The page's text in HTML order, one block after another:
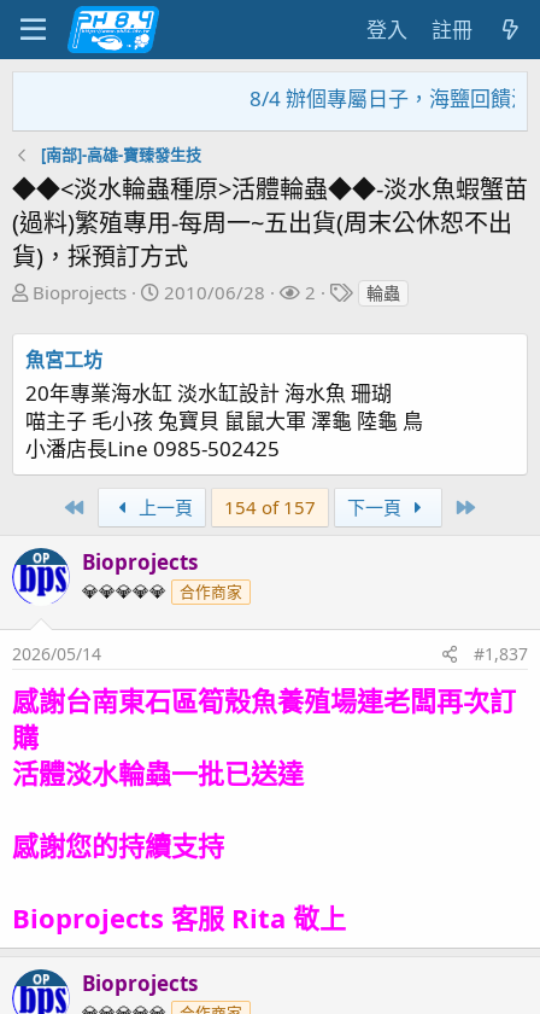
登入 註冊
8/4 辦個專屬日子，海鹽回饋活
[南部]-高雄-寶臻發生技
◆◆<淡水輪蟲種原>活體輪蟲◆◆-淡水魚蝦蟹苗
(過料)繁殖專用-每周一~五出貨(周末公休恕不出
貨)，採預訂方式
主
發
起
人
Bioprojects
開
日
2010/06/28
關
者
2
標
輪蟲
魚宮工坊
20年專業海水缸 淡水缸設計 海水魚 珊瑚
喵主子 毛小孩 兔寶貝 鼠鼠大軍 澤龜 陸龜 鳥
小潘店長Line 0985-502425
First 上一頁 154 of 157 下一頁
OP Bioprojects
💎💎💎💎💎 合作商家
2026/05/14 #1,837
感謝台南東石區筍殼魚養殖場連老闆再次訂
購
活體淡水輪蟲一批已送達
感謝您的持續支持
Bioprojects 客服 Rita 敬上
OP Bioprojects